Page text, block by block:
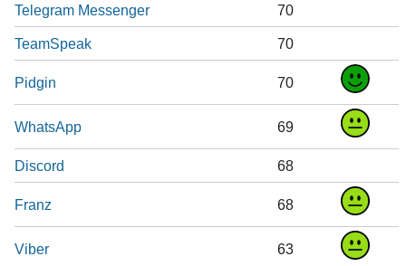
Telegram Messenger 70
TeamSpeak 70
Pidgin 70
WhatsApp 69
Discord 68
Franz 68
Viber 63